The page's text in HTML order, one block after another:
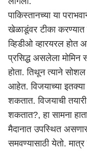
पाकिस्तानच्या या
खेळाडूंवर टीका
व्हिडीओ व्हारयरल होत
प्रसिद्ध असलेला मोमिन
होता. तिथून त्याने
आहेत. विजयाच्या
शकतात. विजयाची
शकतात?, हा सामना
मैदानात उपस्थित
समवण्यासाठी येतो. मात्र